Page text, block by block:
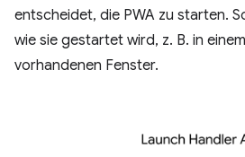
entscheidet, die PWA zu starten.
wie sie gestartet wird, z. B. in
vorhandenen Fenster.